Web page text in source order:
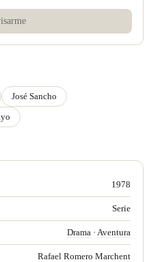
José Sancho
1978
Serie
Drama · Aventura
Rafael Romero Marchent